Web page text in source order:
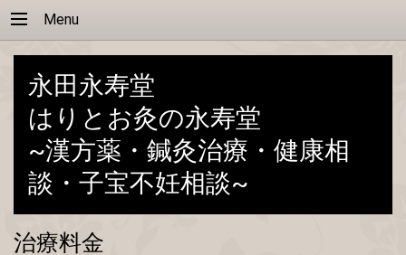
Menu
永田永寿堂
はりとお灸の永寿堂
~漢方薬・鍼灸治療・健康相
談・子宝不妊相談~
治療料金